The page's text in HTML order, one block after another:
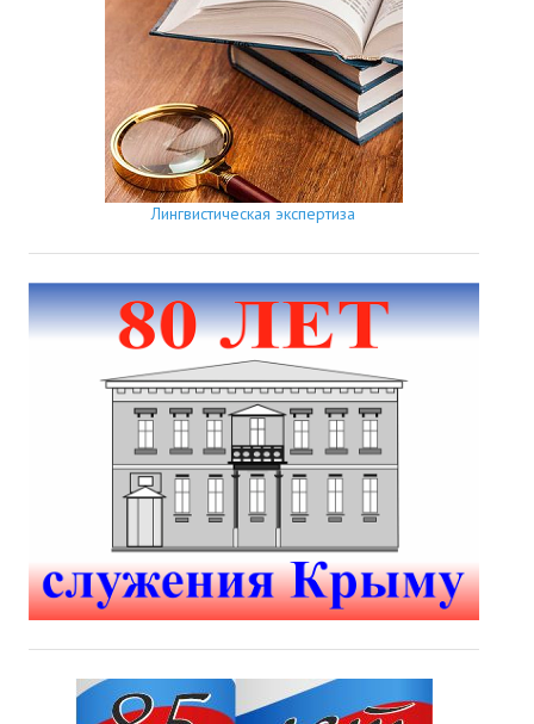
Лингвистическая экспертиза